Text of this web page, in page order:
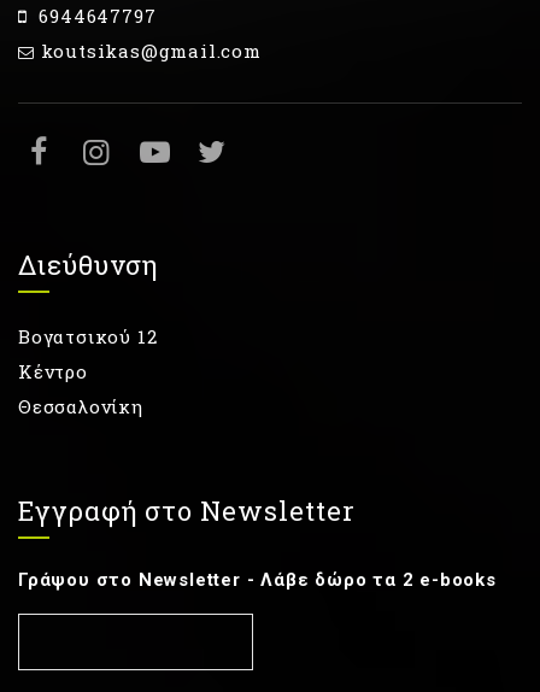
6944647797
koutsikas@gmail.com
Διεύθυνση
Βογατσικού 12
Κέντρο
Θεσσαλονίκη
Εγγραφή στο Newsletter
Γράψου στο Newsletter - Λάβε δώρο τα 2 e-books